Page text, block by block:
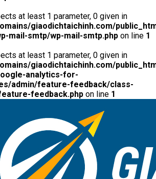
at least 1 parameter, 0 given in
giaodichtaichinh.com/
mail-smtp/wp-mail-smtp.php on line 1
at least 1 parameter, 0 given in
giaodichtaichinh.com/
analytics-for-
admin/feature-feedback/class-
feedback.php on line 1